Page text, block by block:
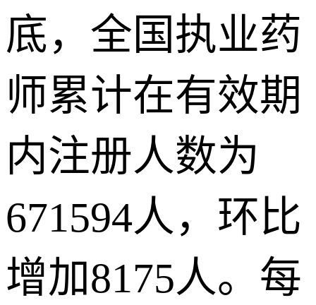
底，全国执业药
师累计在有效期
内注册人数为
671594人，环比
增加8175人。每